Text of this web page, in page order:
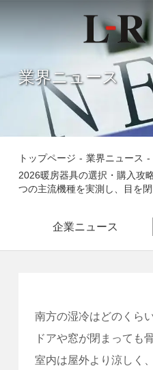
業界ニュース
トップページ - 業界ニュース -
2026暖房器具の選択・購入攻
つの主流機種を実測し、目を
企業ニュース
南方の湿冷はどのくら
ドアや窓が閉まっても
室内は屋外より涼しく